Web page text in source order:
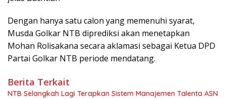
Dengan hanya satu calon yang memenuhi syarat,
Musda Golkar NTB diprediksi akan menetapkan
Mohan Rolisakana secara aklamasi sebagai Ketua DPD
Partai Golkar NTB periode mendatang.
Berita Terkait
NTB Selangkah Lagi Terapkan Sistem Manajemen Talenta ASN